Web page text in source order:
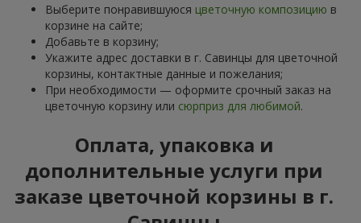
Выберите понравившуюся цветочную композицию в
корзине на сайте;
Добавьте в корзину;
Укажите адрес доставки в г. Савинцы для цветочной
корзины, контактные данные и пожелания;
При необходимости — оформите срочный заказ на
цветочную корзину или сюрприз для любимой.
Оплата, упаковка и
дополнительные услуги при
заказе цветочной корзины в г.